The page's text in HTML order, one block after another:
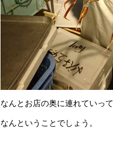
なんとお店の奥に連れていっ
なんということでしょう。